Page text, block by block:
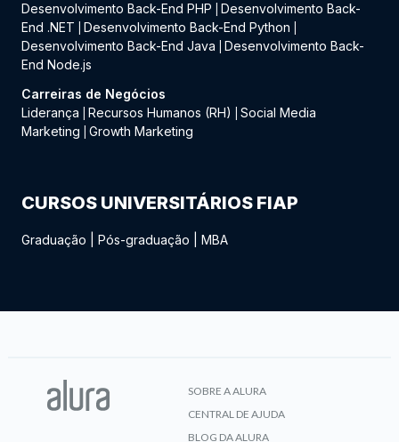
Desenvolvimento Back-End PHP
Desenvolvimento Back-
End .NET
Desenvolvimento Back-End Python
Desenvolvimento Back-End Java
Desenvolvimento Back-
End Node.js
Carreiras de Negócios
Liderança
Recursos Humanos (RH)
Social Media
Marketing
Growth Marketing
CURSOS UNIVERSITÁRIOS FIAP
Graduação Pós-graduação MBA
SOBRE A ALURA
CENTRAL DE AJUDA
BLOG DA ALURA